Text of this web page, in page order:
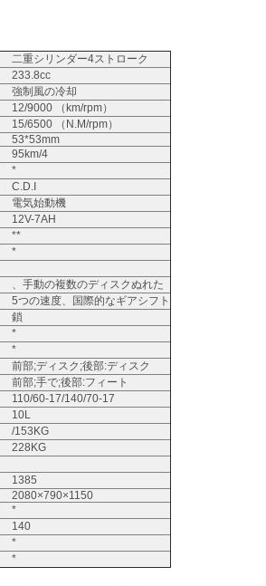
二重シリンダー4ストローク
233.8cc
強制風の冷却
12/9000 （km/rpm）
15/6500 （N.M/rpm）
53*53mm
95km/4
*
C.D.I
電気始動機
12V-7AH
**
*
、手動の複数のディスクぬれた
5つの速度、国際的なギアシフト
鎖
*
*
前部;ディスク;後部:ディスク
前部;手で;後部:フィート
110/60-17/140/70-17
10L
/153KG
228KG
1385
2080×790×1150
*
140
*
*